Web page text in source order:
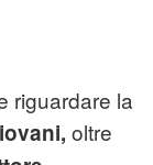
riguardare la
oltre